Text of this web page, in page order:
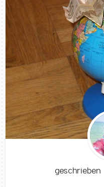
geschrieben